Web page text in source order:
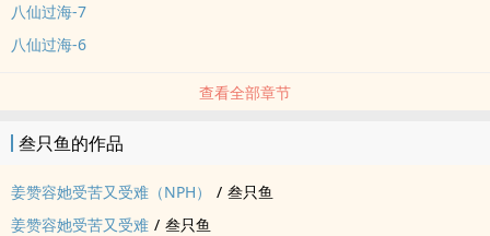
八仙过海-7
八仙过海-6
查看全部章节
叁只鱼的作品
姜赞容她受苦又受难（NPH） / 叁只鱼
姜赞容她受苦又受难 / 叁只鱼